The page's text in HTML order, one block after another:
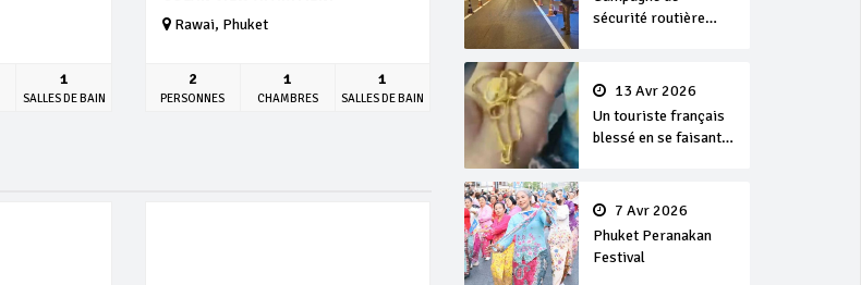
sécurité routière
13 Avr 2026
Un touriste français
blessé en se faisant
7 Avr 2026
Phuket Peranakan
Festival
1
SALLES DE BAIN
Rawai, Phuket
2
PERSONNES
1
CHAMBRES
1
SALLES DE BAIN